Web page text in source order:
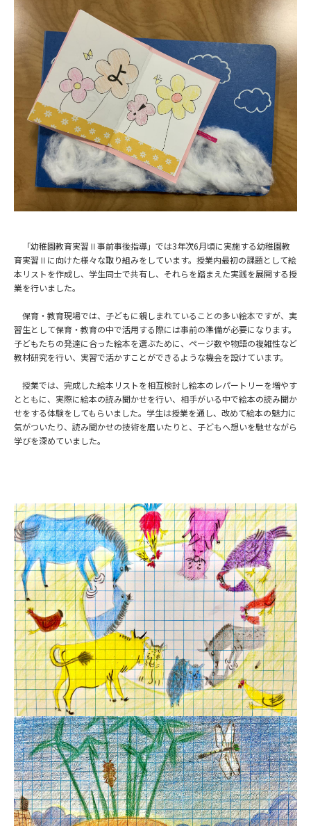
「幼稚園教育実習Ⅱ事前事後指導」では3年次6月頃に実施する幼稚園教
育実習Ⅱに向けた様々な取り組みをしています。授業内最初の課題として絵
本リストを作成し、学生同士で共有し、それらを踏まえた実践を展開する授
業を行いました。
保育・教育現場では、子どもに親しまれていることの多い絵本ですが、実
習生として保育・教育の中で活用する際には事前の準備が必要になります。
子どもたちの発達に合った絵本を選ぶために、ページ数や物語の複雑性など
教材研究を行い、実習で活かすことができるような機会を設けています。
授業では、完成した絵本リストを相互検討し絵本のレパートリーを増やす
とともに、実際に絵本の読み聞かせを行い、相手がいる中で絵本の読み聞か
せをする体験をしてもらいました。学生は授業を通し、改めて絵本の魅力に
気がついたり、読み聞かせの技術を磨いたりと、子どもへ想いを馳せながら
学びを深めていました。